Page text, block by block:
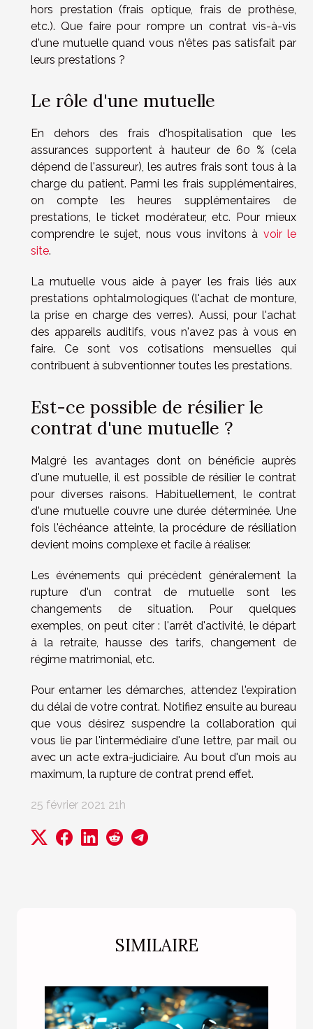
SIMILAIRE
hors prestation (frais optique, frais de prothèse,
etc.). Que faire pour rompre un contrat vis-à-vis
d'une mutuelle quand vous n'êtes pas satisfait par
leurs prestations ?
Le rôle d'une mutuelle
En dehors des frais d'hospitalisation que les
assurances supportent à hauteur de 60 % (cela
dépend de l'assureur), les autres frais sont tous à la
charge du patient. Parmi les frais supplémentaires,
on compte les heures supplémentaires de
prestations, le ticket modérateur, etc. Pour mieux
comprendre le sujet, nous vous invitons à voir le
site.
La mutuelle vous aide à payer les frais liés aux
prestations ophtalmologiques (l'achat de monture,
la prise en charge des verres). Aussi, pour l'achat
des appareils auditifs, vous n'avez pas à vous en
faire. Ce sont vos cotisations mensuelles qui
contribuent à subventionner toutes les prestations.
Est-ce possible de résilier le
contrat d'une mutuelle ?
Malgré les avantages dont on bénéficie auprès
d'une mutuelle, il est possible de résilier le contrat
pour diverses raisons. Habituellement, le contrat
d'une mutuelle couvre une durée déterminée. Une
fois l'échéance atteinte, la procédure de résiliation
devient moins complexe et facile à réaliser.
Les événements qui précèdent généralement la
rupture d'un contrat de mutuelle sont les
changements de situation. Pour quelques
exemples, on peut citer : l'arrêt d'activité, le départ
à la retraite, hausse des tarifs, changement de
régime matrimonial, etc.
Pour entamer les démarches, attendez l'expiration
du délai de votre contrat. Notifiez ensuite au bureau
que vous désirez suspendre la collaboration qui
vous lie par l'intermédiaire d'une lettre, par mail ou
avec un acte extra-judiciaire. Au bout d'un mois au
maximum, la rupture de contrat prend effet.
25 février 2021 21h